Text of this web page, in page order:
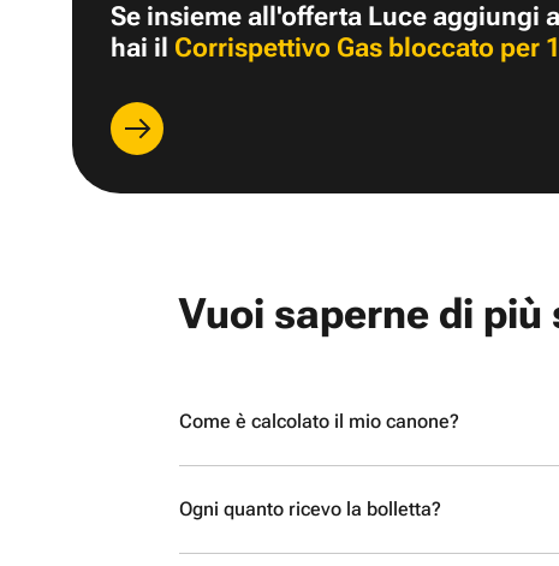
Se insieme all'offerta Luce aggiungi
hai il Corrispettivo Gas bloccato per
Vuoi saperne di
Come è calcolato il mio canone?
Ogni quanto ricevo la bolletta?